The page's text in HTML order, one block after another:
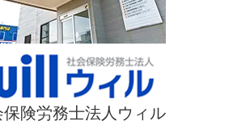
保険労務士法人ウィル